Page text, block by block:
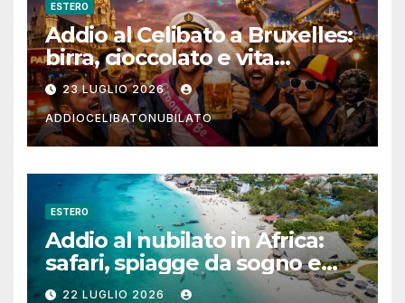
ESTERO
Addio al Celibato a Bruxelles:
birra, cioccolato e vita
notturna per un weekend
indimenticabile
23 LUGLIO 2026
ADDIOCELIBATONUBILATO
ESTERO
Addio al nubilato in Africa:
safari, spiagge da sogno e
città magiche
22 LUGLIO 2026